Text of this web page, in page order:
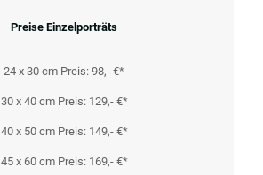
Preise Einzelporträts
24 x 30 cm Preis: 98,- €*
30 x 40 cm Preis: 129,- €*
40 x 50 cm Preis: 149,- €*
45 x 60 cm Preis: 169,- €*